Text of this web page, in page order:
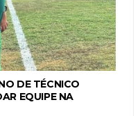
DE TÉCNICO
EQUIPE NA